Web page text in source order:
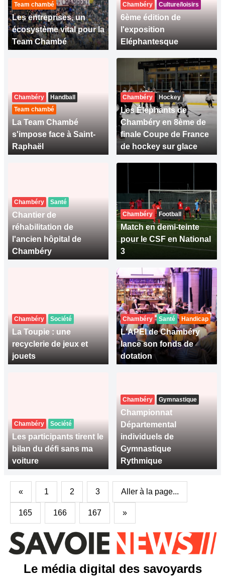
Team chambé
Les entreprises, un
écosystème vital pour la
Team Chambé
Chambéry Culture/loisirs
6ème édition de
l'exposition
Eléphantesque
Chambéry
Handball
Team chambé
La Team Chambé
s'impose face à Saint-
Raphaël
Chambéry Hockey
Les Éléphants de
Chambéry en 8ème de
finale Coupe de France
de hockey sur glace
Chambéry Santé
Chantier de
réhabilitation de
l'ancien hôpital de
Chambéry
Chambéry Football
Match en demi-teinte
pour le CSF en National
3
Chambéry Société
La Toupie : une
recyclerie de jeux et
jouets
Chambéry Santé Handicap
L'APEI de Chambéry
lance son fonds de
dotation
Chambéry Société
Les participants tirent le
bilan du défi sans ma
voiture
Chambéry Gymnastique
Championnat
Départemental
individuels de
Gymnastique
Rythmique
« 1 2 3 Aller à la page...
165 166 167 »
Le média digital des savoyards